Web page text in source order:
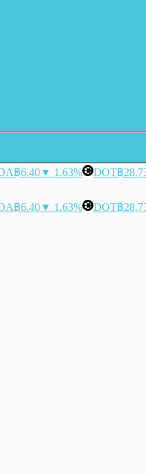
฿6.40▼ 1.63% DOT฿
฿6.40▼ 1.63% DOT฿